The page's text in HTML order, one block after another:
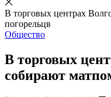
В торговых центрах
погорельцв
Общество
В торговых
собирают